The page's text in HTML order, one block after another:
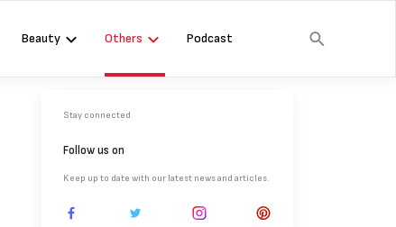
Beauty Others Podcast
Stay connected
Follow us on
Keep up to date with our latest news and articles.